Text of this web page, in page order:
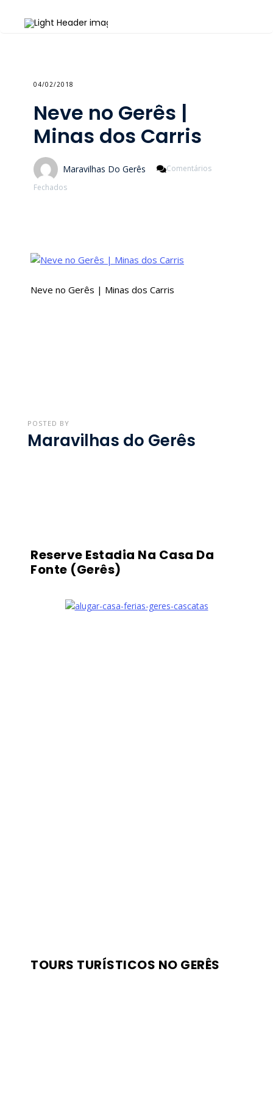
04/02/2018
Neve no Gerês |
Minas dos Carris
Maravilhas Do Gerês
Comentários
FechadosEm
Dos
Carris
Neve no Gerês | Minas dos Carris
POSTED BY
Maravilhas do Gerês
Reserve Estadia Na Casa Da
Fonte (Gerês)
TOURS TURÍSTICOS NO GERÊS